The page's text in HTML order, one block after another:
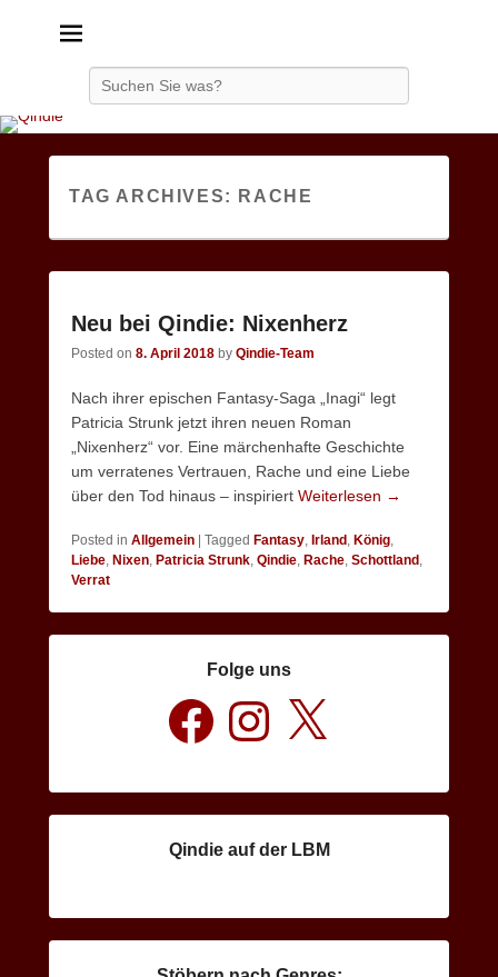
TAG ARCHIVES: RACHE
Neu bei Qindie: Nixenherz
Posted on 8. April 2018 by Qindie-Team
Nach ihrer epischen Fantasy-Saga „Inagi“ legt
Patricia Strunk jetzt ihren neuen Roman
„Nixenherz“ vor. Eine märchenhafte Geschichte
um verratenes Vertrauen, Rache und eine Liebe
über den Tod hinaus – inspiriert Weiterlesen →
Posted in Allgemein Tagged Fantasy, Irland , König,
Liebe, Nixen, Patricia Strunk, Qindie, Rache, Schottland ,
Verrat
Folge uns
Facebook Instagram
Qindie auf der LBM